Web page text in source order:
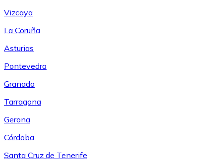
Vizcaya
La Coruña
Asturias
Pontevedra
Granada
Tarragona
Gerona
Córdoba
Santa Cruz de Tenerife